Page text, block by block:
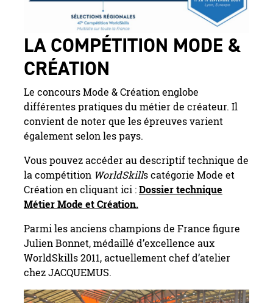
LA COMPÉTITION MODE &
CRÉATION
Le concours Mode & Création englobe
différentes pratiques du métier de créateur. Il
convient de noter que les épreuves varient
également selon les pays.
Vous pouvez accéder au descriptif technique de
la compétition WorldSkills catégorie Mode et
Création en cliquant ici :Dossier technique
Métier Mode et Création.
Parmi les anciens champions de France figure
Julien Bonnet, médaillé d’excellence aux
WorldSkills 2011, actuellement chef d’atelier
chez JACQUEMUS.